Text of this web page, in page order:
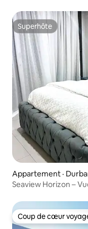
Superhôte
Superhôte
Appartement ·
Seaview Horizon –
Coup de cœur
Coup de cœur